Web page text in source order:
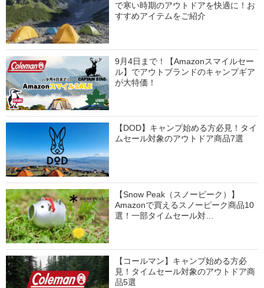
で寒い時期のアウトドアを快適に！お
すすめアイテムをご紹介
9月4日まで！【Amazonスマイルセー
ル】でアウトブランドのキャンプギア
が大特価！
【DOD】キャンプ始める方必見！タイ
ムセール対象のアウトドア商品7選
【Snow Peak（スノーピーク）】
Amazonで買えるスノーピーク商品10
選！一部タイムセール対…
【コールマン】キャンプ始める方必
見！タイムセール対象のアウトドア商
品5選